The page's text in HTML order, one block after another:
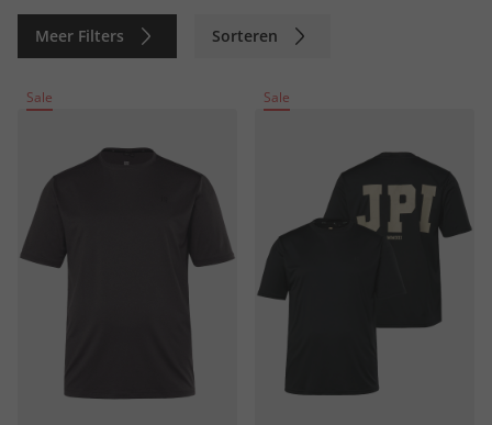
Meer Filters Sorteren
Sale Sale